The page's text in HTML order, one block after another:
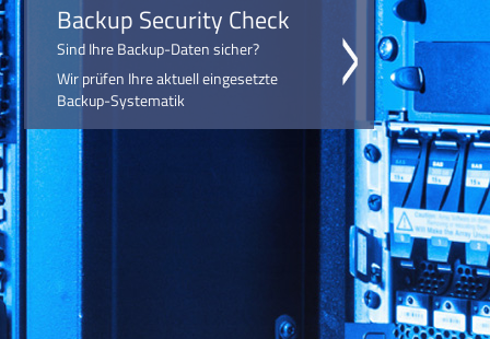
Backup Security Check
Sind Ihre Backup-Daten sicher?
Wir prüfen Ihre aktuell eingesetzte
Backup-Systematik